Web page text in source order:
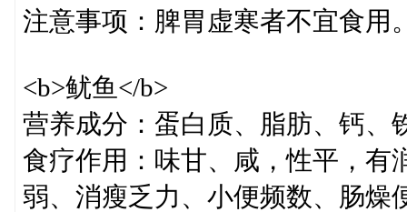
注意事项：脾胃虚寒者不宜食用
<b>鱿鱼</b>
营养成分：蛋白质、脂肪、钙、
食疗作用：味甘、咸，性平，有
弱、消瘦乏力、小便频数、肠燥